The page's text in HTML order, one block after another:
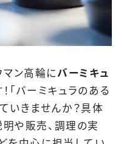
マン高輪にバーミキュ
「バーミキュラのある
いきませんか？具体
や販売、調理の実